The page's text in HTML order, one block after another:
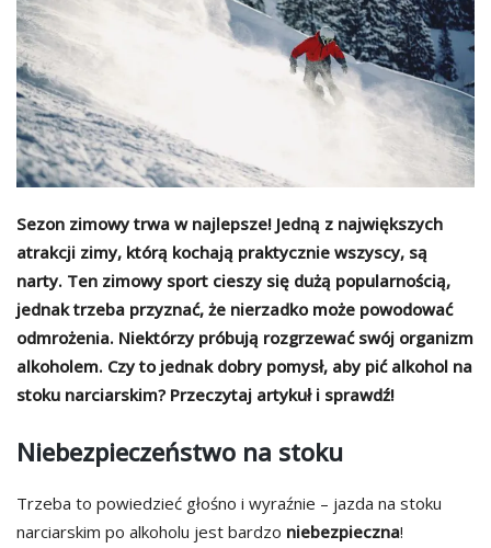
Sezon zimowy trwa w najlepsze! Jedną z największych
atrakcji zimy, którą kochają praktycznie wszyscy, są
narty. Ten zimowy sport cieszy się dużą popularnością,
jednak trzeba przyznać, że nierzadko może powodować
odmrożenia. Niektórzy próbują rozgrzewać swój organizm
alkoholem. Czy to jednak dobry pomysł, aby pić alkohol na
stoku narciarskim? Przeczytaj artykuł i sprawdź!
Niebezpieczeństwo na stoku
Trzeba to powiedzieć głośno i wyraźnie – jazda na stoku
narciarskim po alkoholu jest bardzo niebezpieczna!